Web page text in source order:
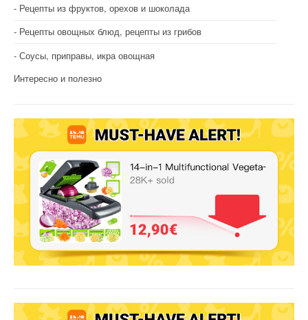
Рецепты из фруктов, орехов и шоколада
Рецепты овощных блюд, рецепты из грибов
Соусы, приправы, икра овощная
Интересно и полезно